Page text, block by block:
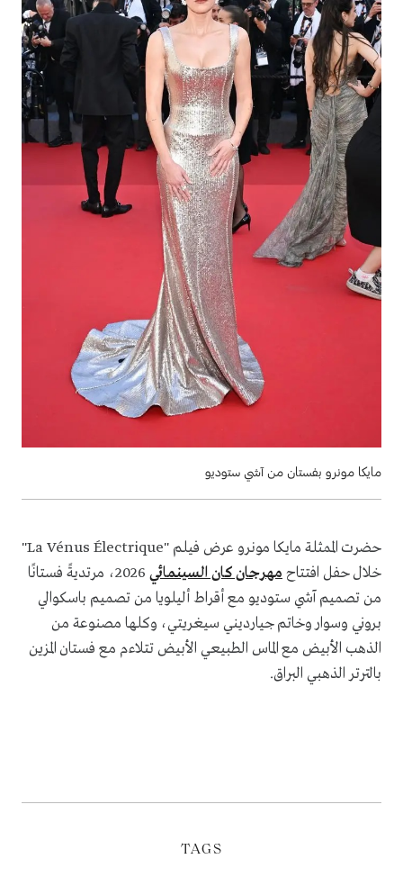
مايكا مونرو بفستان من آشي ستوديو
حضرت الممثلة مايكا مونرو عرض فيلم "La Vénus Électrique"
خلال حفل افتتاح مهرجان كان السينمائي
2026، مرتديةً فستانًا
من تصميم آشي ستوديو مع أقراط أليلويا من تصميم باسكوالي
بروني وسوار وخاتم جيارديني سيغريتي، وكلها مصنوعة من
الذهب الأبيض مع الماس الطبيعي الأبيض تتلاءم مع فستان المزين
بالترتر الذهبي البراق.
TAGS